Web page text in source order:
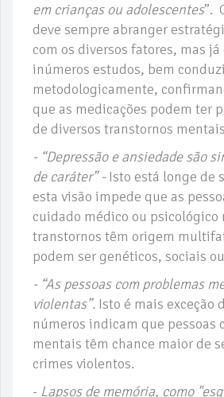
em crianças ou adolescentes”.
deve sempre abranger
com os diversos fatores, mas já
inúmeros estudos, bem
metodologicamente,
que as medicações podem ter
de diversos transtornos
- “Depressão e ansiedade são
de caráter” - Isto está longe de
esta visão impede que as
cuidado médico ou psicológico
transtornos têm origem
podem ser genéticos, sociais
- “As pessoas com problemas
violentas”. Isto é mais exceção
números indicam que pessoas
mentais têm chance maior de
crimes violentos.
- Lapsos de memória, como